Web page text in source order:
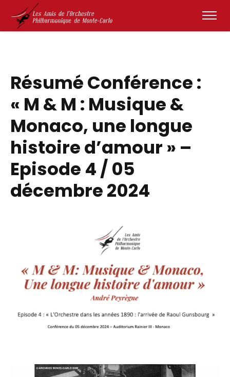
Résumé Conférence :
« M & M : Musique &
Monaco, une longue
histoire d’amour » –
Episode 4 / 05
décembre 2024